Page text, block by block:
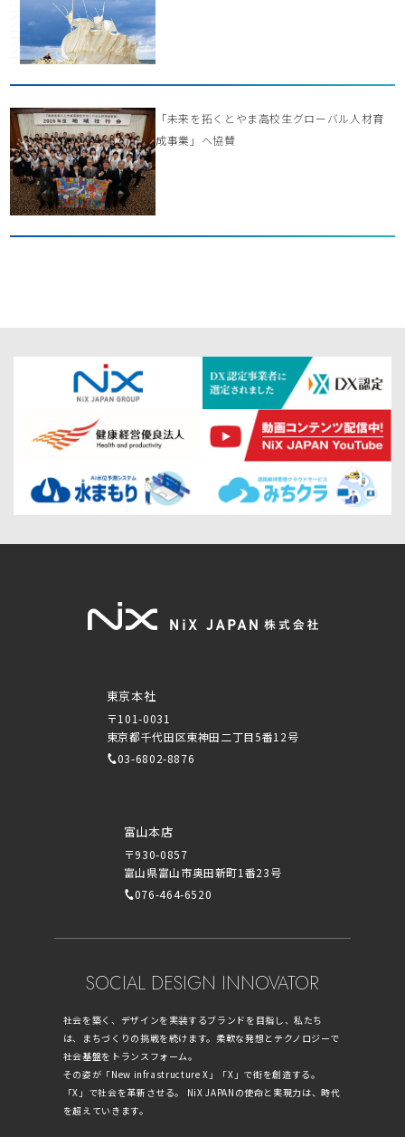
「未来を拓くとやま高校生グローバル人材育
成事業」へ協賛
東京本社
〒101-0031
東京都千代田区東神田二丁目5番12号
03-6802-8876
富山本店
〒930-0857
富山県富山市奥田新町1番23号
076-464-6520
SOCIAL DESIGN INNOVATOR
社会を築く、デザインを実装するブランドを目指し、私たち
は、まちづくりの挑戦を続けます。柔軟な発想とテクノロジーで
社会基盤をトランスフォーム。
その姿が「New infrastructure X」「X」で街を創造する。
「X」で社会を革新させる。 NiX JAPANの使命と実現力は、時代
を超えていきます。